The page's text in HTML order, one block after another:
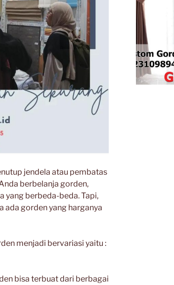
jendela atau pembatas
berbelanja gorden,
yang berbeda-beda. Tapi,
ada gorden yang harganya
menjadi bervariasi yaitu :
bisa terbuat dari berbagai